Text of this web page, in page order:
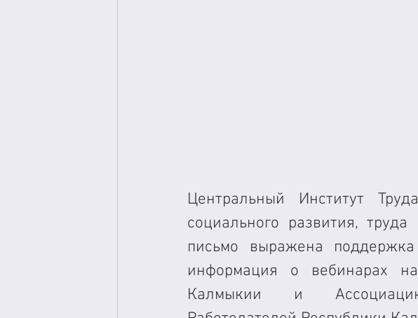
Центральный Институт
социального развития,
письмо выражена
информация о вебинарах
Калмыкии и